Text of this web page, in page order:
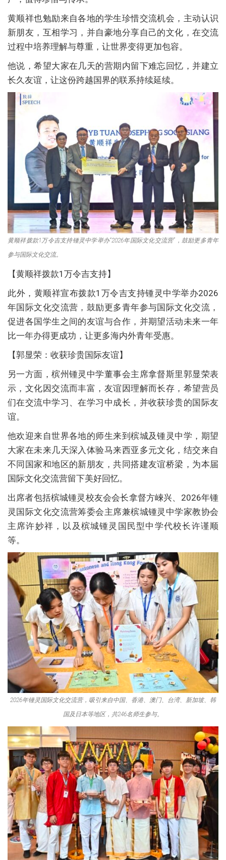
黄顺祥也勉励来自各地的学生珍惜交流机会，主动认识
新朋友，互相学习，并自豪地分享自己的文化，在交流
过程中培养理解与尊重，让世界变得更加包容。
他说，希望大家在几天的营期内留下难忘回忆，并建立
长久友谊，让这份跨越国界的联系持续延续。
黄顺祥拨款1万令吉支持锺灵中学举办“2026年国际文化交流营”，鼓励更多青年
参与国际文化交流。
【黄顺祥拨款1万令吉支持】
此外，黄顺祥宣布拨款1万令吉支持锺灵中学举办2026
年国际文化交流营，鼓励更多青年参与国际文化交流，
促进各国学生之间的友谊与合作，并期望活动未来一年
比一年办得更成功，让更多海内外青年受惠。
【郭显荣：收获珍贵国际友谊】
另一方面，槟州锺灵中学董事会主席拿督斯里郭显荣表
示，文化因交流而丰富，友谊因理解而长存，希望营员
们在交流中学习、在学习中成长，并收获珍贵的国际友
谊。
他欢迎来自世界各地的师生来到槟城及锺灵中学，期望
大家在未来几天深入体验马来西亚多元文化，结交来自
不同国家和地区的新朋友，共同搭建友谊桥梁，为本届
国际文化交流营留下美好回忆。
出席者包括槟城锺灵校友会会长拿督方崍兴、2026年锺
灵国际文化交流营筹委会主席兼槟城锺灵中学家教协会
主席许妙祥，以及槟城锺灵国民型中学代校长许谨顺
等。
2026年锺灵国际文化交流营，吸引来自中国、香港、澳门、台湾、新加坡、韩
国及日本等地区，共246名师生参与。